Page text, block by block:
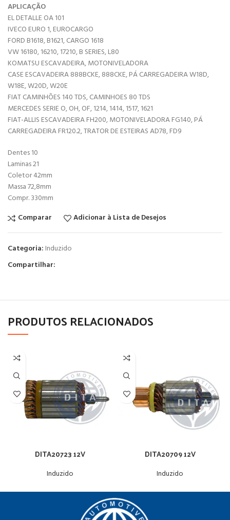
APLICAÇÃO
EL DETALLE OA 101
IVECO EURO 1, EUROCARGO
FORD B1618, B1621, CARGO 1618
VW 16180, 16210, 17210, B SERIES, L80
KOMATSU ESCAVADEIRA, MOTONIVELADORA
CASE ESCAVADEIRA 888BCKE, 888CKE, PÁ CARREGADEIRA W18D,
W18E, W20D, W20E
FIAT CAMINHÕES 140 TDS, CAMINHOES 80 TDS
MERCEDES SERIE O, OH, OF, 1214, 1414, 1517, 1621
FIAT-ALLIS ESCAVADEIRA FH200, MOTONIVELADORA FG140, PÁ
CARREGADEIRA FR120.2, TRATOR DE ESTEIRAS AD78, FD9
Dentes 10
Laminas 21
Coletor 42mm
Massa 72,8mm
Compr. 330mm
Comparar
Adicionar à Lista de Desejos
Categoria: Induzido
Compartilhar:
PRODUTOS RELACIONADOS
DITA20723 12V
Induzido
DITA20709 12V
Induzido